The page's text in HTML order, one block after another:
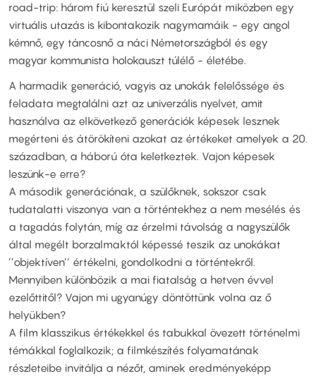
road-trip: három fiú keresztül szeli Európát miközben egy
virtuális utazás is kibontakozik nagymamáik - egy angol
kémnő, egy táncosnő a náci Németországból és egy
magyar kommunista holokauszt túlélő - életébe.
A harmadik generáció, vagyis az unokák felelőssége és
feladata megtalálni azt az univerzális nyelvet, amit
használva az elkövetkező generációk képesek lesznek
megérteni és átörökíteni azokat az értékeket amelyek a 20.
században, a háború óta keletkeztek. Vajon képesek
leszünk-e erre?
A második generációnak, a szülőknek, sokszor csak
tudatalatti viszonya van a történtekhez a nem mesélés és
a tagadás folytán, míg az érzelmi távolság a nagyszülők
által megélt borzalmaktól képessé teszik az unokákat
’’objektíven’’ értékelni, gondolkodni a történtekről.
Mennyiben különbözik a mai fiatalság a hetven évvel
ezelőttitől? Vajon mi ugyanúgy döntöttünk volna az ő
helyükben?
A film klasszikus értékekkel és tabukkal övezett történelmi
témákkal foglalkozik; a filmkészítés folyamatának
részleteibe invitálja a nézőt, aminek eredményeképp